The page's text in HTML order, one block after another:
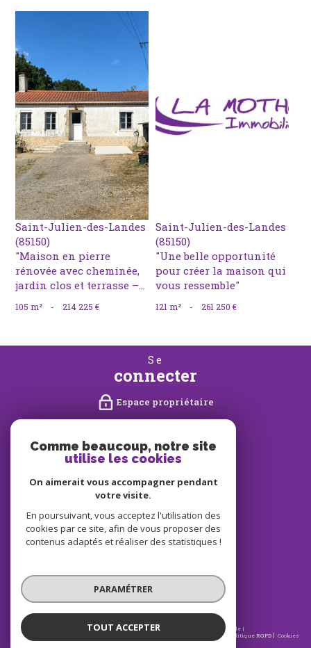
voir le
bien
Saint-Julien-des-Landes
(85150)
"Maison en pierre
rénovée avec cheminée,
jardin clos et terrasse –...
105 m² - 214 225 €
voir le
bien
Saint-Julien-des-Landes
(85150)
"Une belle opportunité
pour créer la maison qui
vous ressemble"
121 m² - 261 250 €
se
connecter
Espace propriétaire
suivre
nous
adhérons
© 2026 | Tous droits réservés | Traduction powered by Google |
Nos honoraires
Partenaires Politique RGPD Cookies
Comme beaucoup, notre site
utilise les cookies
On aimerait vous accompagner pendant
votre visite.
En poursuivant, vous acceptez l'utilisation des
cookies par ce site, afin de vous proposer des
contenus adaptés et réaliser des statistiques !
PARAMÉTRER
TOUT ACCEPTER